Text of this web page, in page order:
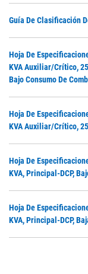
Guía De Clasificación
Hoja De
KVA Auxiliar/crítico,
Bajo Consumo De
Hoja De
KVA Auxiliar/crítico,
Hoja De
KVA, Principal-DCP,
Hoja De
KVA, Principal-DCP,